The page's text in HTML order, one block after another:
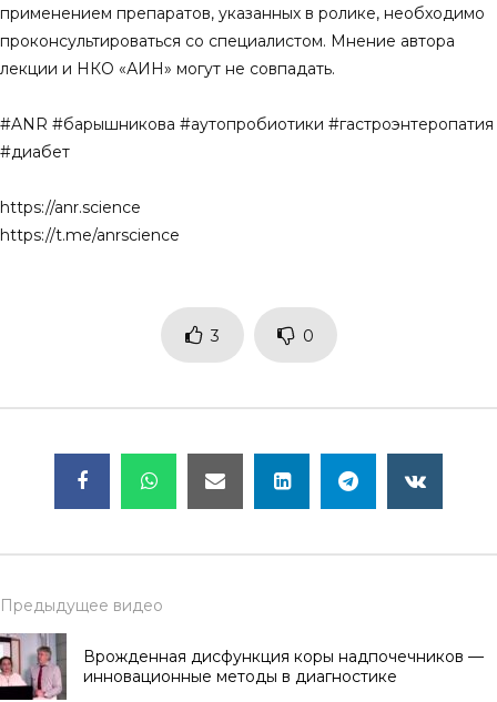
применением препаратов, указанных в ролике, необходимо
проконсультироваться со специалистом. Мнение автора
лекции и НКО «АИН» могут не совпадать.
#ANR #барышникова #аутопробиотики #гастроэнтеропатия
#диабет
https://anr.science
https://t.me/anrscience
3 0
Предыдущее видео
Врожденная дисфункция коры надпочечников —
инновационные методы в диагностике